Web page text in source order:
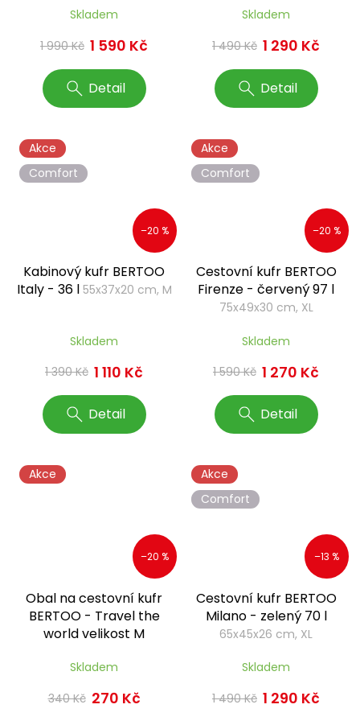
Skladem
1 990 Kč 1 590 Kč
Detail
Skladem
1 490 Kč 1 290 Kč
Detail
Akce
Comfort
–20 %
Kabinový kufr BERTOO
Italy - 36 l 55x37x20 cm, M
Skladem
1 390 Kč 1 110 Kč
Detail
Akce
Comfort
–20 %
Cestovní kufr BERTOO
Firenze - červený 97 l
75x49x30 cm, XL
Skladem
1 590 Kč 1 270 Kč
Detail
Akce
–20 %
Obal na cestovní kufr
BERTOO - Travel the
world velikost M
Skladem
340 Kč 270 Kč
Akce
Comfort
–13 %
Cestovní kufr BERTOO
Milano - zelený 70 l
65x45x26 cm, XL
Skladem
1 490 Kč 1 290 Kč